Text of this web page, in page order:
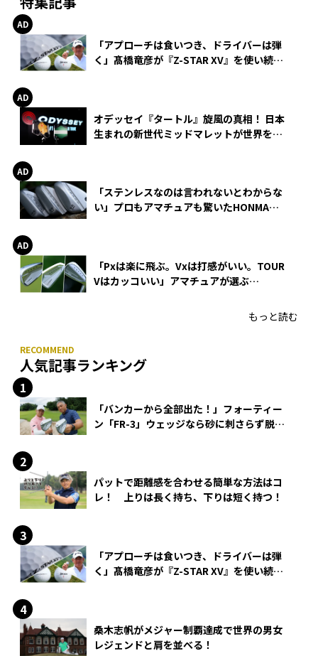
「アプローチは食いつき、ドライバーは弾
く」髙橋竜彦が『Z-STAR XV』を使い続け
オデッセイ『タートル』旋風の真相！ 日本
生まれの新世代ミッドマレットが世界を席
「ステンレスなのは言われないとわからな
い」プロもアマチュアも驚いたHONMA
「Pxは楽に飛ぶ。Vxは打感がいい。TOUR
Vはカッコいい」アマチュアが選ぶ
もっと読む
人気記事ランキング
「バンカーから全部出た！」フォーティー
ン「FR-3」ウェッジなら砂に刺さらず脱出
パットで距離感を合わせる簡単な方法はコ
レ！ 上りは長く持ち、下りは短く持つ！
「アプローチは食いつき、ドライバーは弾
く」髙橋竜彦が『Z-STAR XV』を使い続け
桑木志帆がメジャー制覇達成で世界の男女
レジェンドと肩を並べる！